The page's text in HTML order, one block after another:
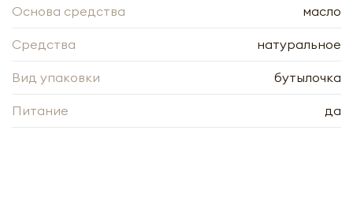
Основа средства масло
Средства натуральное
Вид упаковки бутылочка
Питание да